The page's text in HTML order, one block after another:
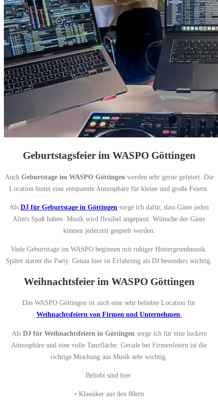
Geburtstagsfeier im WASPO Göttingen
Auch Geburtstage im WASPO Göttingen werden sehr gerne gefeiert. Die
Location bietet eine entspannte Atmosphäre für kleine und große Feiern.
Als DJ für Geburtstage in Göttingen sorge ich dafür, dass Gäste jeden
Alters Spaß haben. Musik wird flexibel angepasst. Wünsche der Gäste
können jederzeit gespielt werden.
Viele Geburtstage im WASPO beginnen mit ruhiger Hintergrundmusik.
Später startet die Party. Genau hier ist Erfahrung als DJ besonders wichtig.
Weihnachtsfeier im WASPO Göttingen
Das WASPO Göttingen ist auch eine sehr beliebte Location für
Weihnachtsfeiern von Firmen und Unternehmen.
Als DJ für Weihnachtsfeiern in Göttingen sorge ich für eine lockere
Atmosphäre und eine volle Tanzfläche. Gerade bei Firmenfeiern ist die
richtige Mischung aus Musik sehr wichtig.
Beliebt sind hier:
• Klassiker aus den 80ern